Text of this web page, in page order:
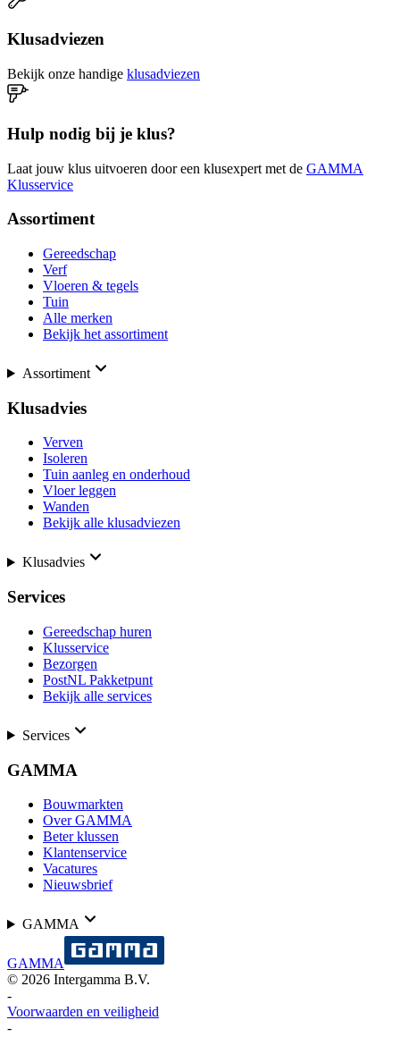
Klusadviezen
Bekijk onze handige klusadviezen
Hulp nodig bij je klus?
Laat jouw klus uitvoeren door een klusexpert met de GAMMA
Klusservice
Assortiment
Gereedschap
Verf
Vloeren & tegels
Tuin
Alle merken
Bekijk het assortiment
Assortiment
Klusadvies
Verven
Isoleren
Tuin aanleg en onderhoud
Vloer leggen
Wanden
Bekijk alle klusadviezen
Klusadvies
Services
Gereedschap huren
Klusservice
Bezorgen
PostNL Pakketpunt
Bekijk alle services
Services
GAMMA
Bouwmarkten
Over GAMMA
Beter klussen
Klantenservice
Vacatures
Nieuwsbrief
GAMMA
GAMMA
© 2026 Intergamma B.V.
-
Voorwaarden en veiligheid
-